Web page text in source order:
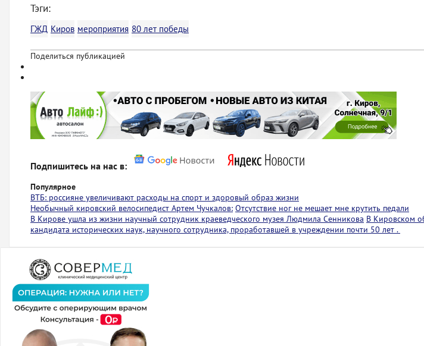
Тэги:
ГЖД Киров мероприятия 80 лет победы
Поделиться публикацией
Подпишитесь на нас в:
Популярное
ВТБ: россияне увеличивают расходы на спорт и здоровый образ жизни
Необычный кировский велосипедист Артем Чучкалов: Отсутствие ног не мешает мне крутить педали
В Кирове ушла из жизни научный сотрудник краеведческого музея Людмила Сенникова В Кировском
кандидата исторических наук, научного сотрудника, проработавшей в учреждении почти 50 лет .